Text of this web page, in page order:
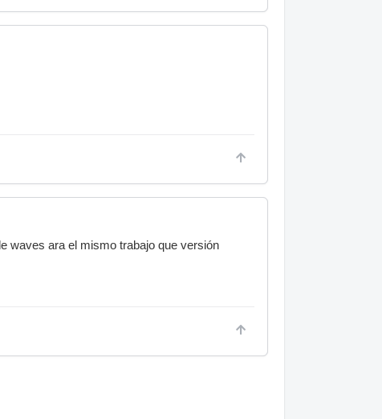
waves ara el mismo trabajo que versión